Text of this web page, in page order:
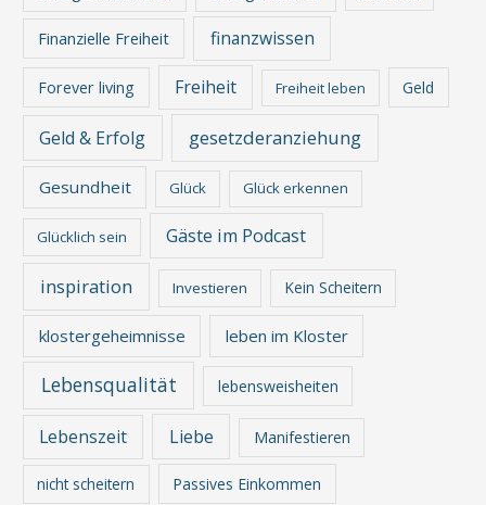
Finanzielle Freiheit finanzwissen
Forever living Freiheit Freiheit leben Geld
Geld & Erfolg gesetzderanziehung
Gesundheit Glück Glück erkennen
Glücklich sein Gäste im Podcast
inspiration Investieren Kein Scheitern
klostergeheimnisse leben im Kloster
Lebensqualität lebensweisheiten
Lebenszeit Liebe Manifestieren
nicht scheitern Passives Einkommen